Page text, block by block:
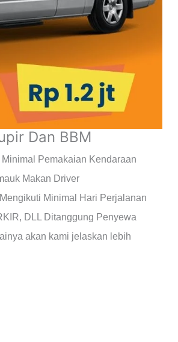
Dan BBM
Minimal Pemakaian Kendaraan
Makan Driver
Minimal Hari Perjalanan
DLL Ditanggung Penyewa
akan kami jelaskan lebih